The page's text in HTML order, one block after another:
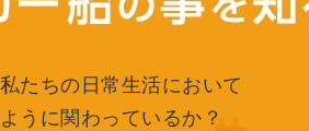
たちの日常生活において
うに関わっているか？